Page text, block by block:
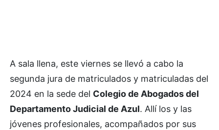
A sala llena, este viernes se llevó a cabo la
segunda jura de matriculados y matriculadas del
2024 en la sede del Colegio de Abogados del
Departamento Judicial de Azul. Allí los y las
jóvenes profesionales, acompañados por sus